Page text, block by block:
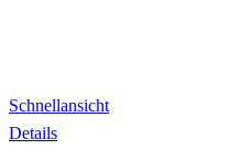
Schnellansicht
Details